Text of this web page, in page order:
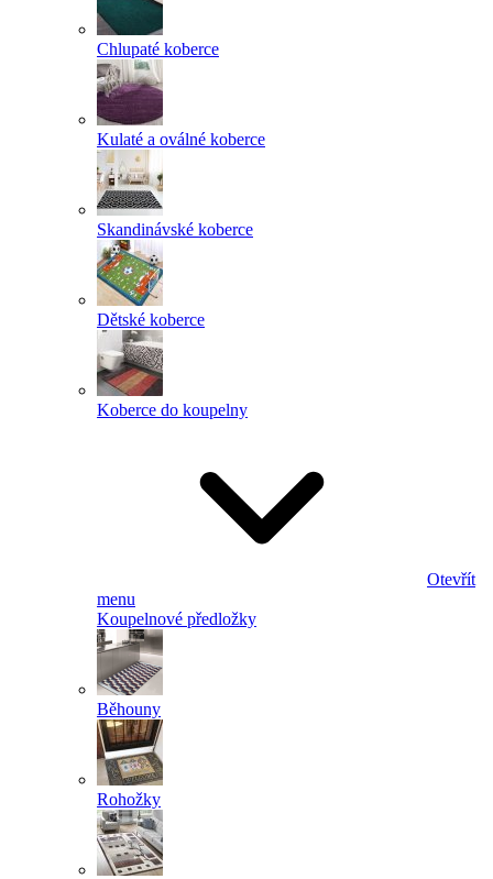
Chlupaté koberce
Kulaté a oválné koberce
Skandinávské koberce
Dětské koberce
Koberce do koupelny
Otevřít
menu
Koupelnové předložky
Běhouny
Rohožky